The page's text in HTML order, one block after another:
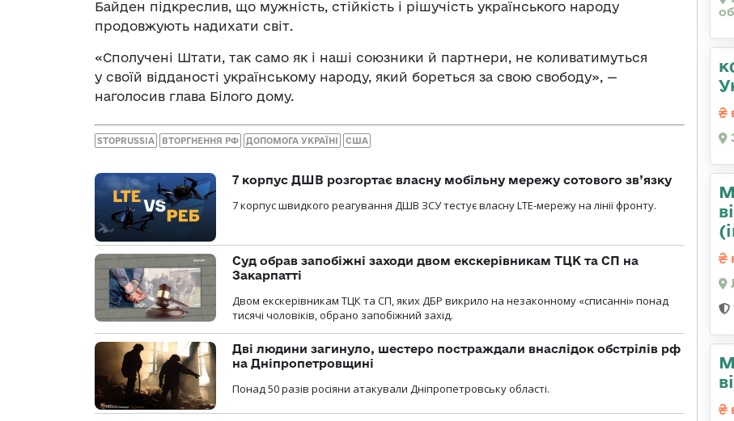
Байден підкреслив, що мужність, стійкість і рішучість українського народу
продовжують надихати світ.
«Сполучені Штати, так само як і наші союзники й партнери, не коливатимуться
у своїй відданості українському народу, який бореться за свою свободу», —
наголосив глава Білого дому.
STOPRUSSIA ВТОРГНЕННЯ РФ ДОПОМОГА УКРАЇНІ США
7 корпус ДШВ розгортає власну мобільну мережу сотового зв’язку
7 корпус швидкого реагування ДШВ ЗСУ тестує власну LTE-мережу на лінії фронту.
Суд обрав запобіжні заходи двом екскерівникам ТЦК та СП на
Закарпатті
Двом екскерівникам ТЦК та СП, яких ДБР викрило на незаконному «списанні» понад
тисячі чоловіків, обрано запобіжний захід.
Дві людини загинуло, шестеро постраждали внаслідок обстрілів рф
на Дніпропетровщині
Понад 50 разів росіяни атакували Дніпропетровську області.